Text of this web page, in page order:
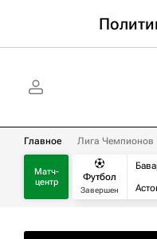
Главное Лига Чемпионов
Матч-
центр
Футбол
Завершен